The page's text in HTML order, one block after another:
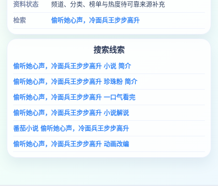
资料状态 频道、分类、榜单与热度待可靠来源补充
检索 偷听她心声，冷面兵王步步高升
搜索线索
偷听她心声，冷面兵王步步高升 小说 简介
偷听她心声，冷面兵王步步高升 珍珠粉 简介
偷听她心声，冷面兵王步步高升 一口气看完
偷听她心声，冷面兵王步步高升 小说解说
番茄小说 偷听她心声，冷面兵王步步高升
偷听她心声，冷面兵王步步高升 动画改编